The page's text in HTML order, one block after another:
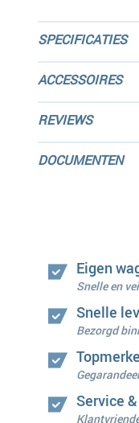
SPECIFICATIES
ACCESSOIRES
REVIEWS
DOCUMENTEN
Eigen
Snelle en
Snelle
Bezorgd
Service